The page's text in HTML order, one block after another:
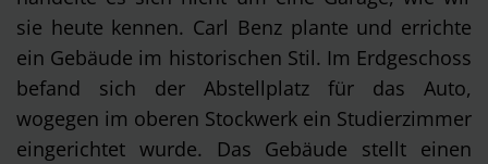
sie heute kennen. Carl Benz plante und errichte
ein Gebäude im historischen Stil. Im Erdgeschoss
befand sich der Abstellplatz für das Auto,
wogegen im oberen Stockwerk ein Studierzimmer
eingerichtet wurde. Das Gebäude stellt einen